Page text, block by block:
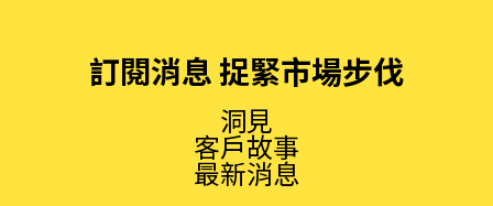
訂閱消息 捉緊市場步伐
洞見
客戶故事
最新消息